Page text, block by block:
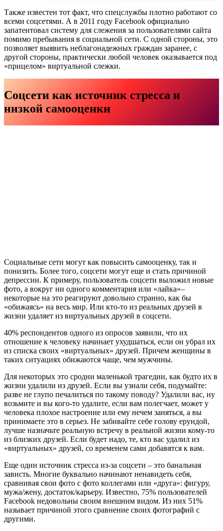
Также известен тот факт, что спецслужбы плотно работают со
всеми соцсетями. А в 2011 году Facebook официально
запатентовал систему для слежения за пользователями сайта
помимо пребывания в социальной сети. С одной стороны, это
позволяет выявить неблагонадежных граждан заранее, с
другой стороны, практически любой человек оказывается под
«прицелом» виртуальной слежки.
Соцсети как источник стресса и
низкой самооценки
Социальные сети могут как повысить самооценку, так и
понизить. Более того, соцсети могут еще и стать причиной
депрессии. К примеру, пользователь соцсети выложил новые
фото, а вокруг ни одного комментария или «лайка»–
некоторые на это реагируют довольно странно, как бы
«обижаясь» на весь мир. Или кто-то из реальных друзей в
жизни удаляет из виртуальных друзей в соцсети.
40% респондентов одного из опросов заявили, что их
отношение к человеку начинает ухудшаться, если он убрал их
из списка своих «виртуальных» друзей. Причем женщины в
таких ситуациях обижаются чаще, чем мужчины.
Для некоторых это сродни маленькой трагедии, как будто их в
жизни удалили из друзей. Если вы узнали себя, подумайте:
разве не глупо печалиться по такому поводу? Удалили вас, ну
возьмите и вы кого-то удалите, если вам полегчает, может у
человека плохое настроение или ему нечем заняться, а вы
принимаете это в серьез. Не забивайте себе голову ерундой,
лучше назначьте реальную встречу в реальной жизни кому-то
из близких друзей. Если будет надо, те, кто вас удалил из
«виртуальных» друзей, со временем сами добавятся к вам.
Еще один источник стресса из-за соцсети – это банальная
зависть. Многие буквально начинают ненавидеть себя,
сравнивая свои фото с фото коллегами или «друга»: фигуру,
мужа/жену, достаток/карьеру. Известно, 75% пользователей
Facebook недовольны своим внешним видом. Из них 51%
называет причиной этого сравнение своих фотографий с
другими.